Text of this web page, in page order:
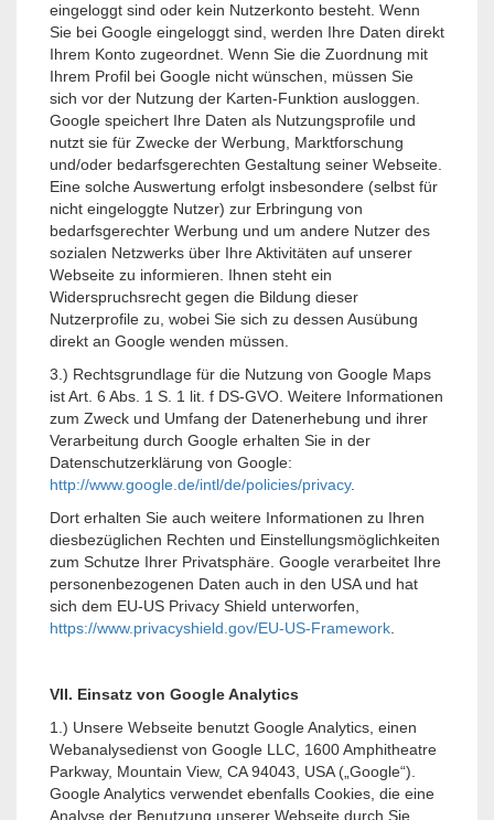
eingeloggt sind oder kein Nutzerkonto besteht. Wenn
Sie bei Google eingeloggt sind, werden Ihre Daten direkt
Ihrem Konto zugeordnet. Wenn Sie die Zuordnung mit
Ihrem Profil bei Google nicht wünschen, müssen Sie
sich vor der Nutzung der Karten-Funktion ausloggen.
Google speichert Ihre Daten als Nutzungsprofile und
nutzt sie für Zwecke der Werbung, Marktforschung
und/oder bedarfsgerechten Gestaltung seiner Webseite.
Eine solche Auswertung erfolgt insbesondere (selbst für
nicht eingeloggte Nutzer) zur Erbringung von
bedarfsgerechter Werbung und um andere Nutzer des
sozialen Netzwerks über Ihre Aktivitäten auf unserer
Webseite zu informieren. Ihnen steht ein
Widerspruchsrecht gegen die Bildung dieser
Nutzerprofile zu, wobei Sie sich zu dessen Ausübung
direkt an Google wenden müssen.
3.) Rechtsgrundlage für die Nutzung von Google Maps
ist Art. 6 Abs. 1 S. 1 lit. f DS-GVO. Weitere Informationen
zum Zweck und Umfang der Datenerhebung und ihrer
Verarbeitung durch Google erhalten Sie in der
Datenschutzerklärung von Google:
http://www.google.de/intl/de/policies/privacy.
Dort erhalten Sie auch weitere Informationen zu Ihren
diesbezüglichen Rechten und Einstellungsmöglichkeiten
zum Schutze Ihrer Privatsphäre. Google verarbeitet Ihre
personenbezogenen Daten auch in den USA und hat
sich dem EU-US Privacy Shield unterworfen,
https://www.privacyshield.gov/EU-US-Framework
VII. Einsatz von Google Analytics
1.) Unsere Webseite benutzt Google Analytics, einen
Webanalysedienst von Google LLC, 1600 Amphitheatre
Parkway, Mountain View, CA 94043, USA („Google“).
Google Analytics verwendet ebenfalls Cookies, die eine
Analyse der Benutzung unserer Webseite durch Sie